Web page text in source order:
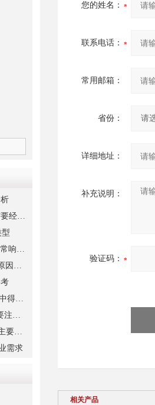
您的姓名：
联系电话：
常用邮箱：
省份：
详细地址：
补充说明：
验证码：
相关产品
使用ROSEMOUNT变送器需要经过以下步骤
ELEKTRIM电机运行中有异常响声是什么原因？
导致德国SSB电机速度降低原因有哪些?
光耦合器为什么会在在电路中得到广泛的应用,难道是因为
SCHENCK传感器使用时需要注意这些
意大利ROSSI减速机的作用主要包括哪些？
需求